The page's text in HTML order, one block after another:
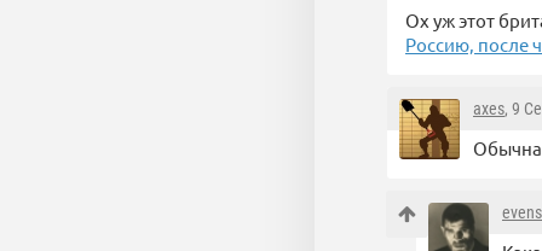
Ох уж этот
Россию, после
axes, 9